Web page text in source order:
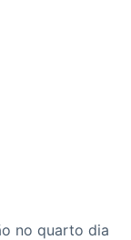
no quarto dia